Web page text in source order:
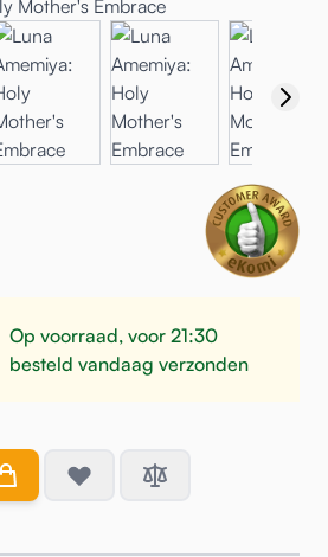
Op voorraad, voor 21:30
besteld vandaag verzonden